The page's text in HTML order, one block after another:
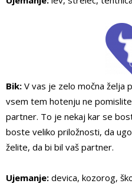
Bik: V vas je zelo močna želja
vsem tem hotenju ne
partner. To je nekaj kar se
boste veliko priložnosti, da
želite, da bi bil vaš partner.
Ujemanje: devica, kozorog,